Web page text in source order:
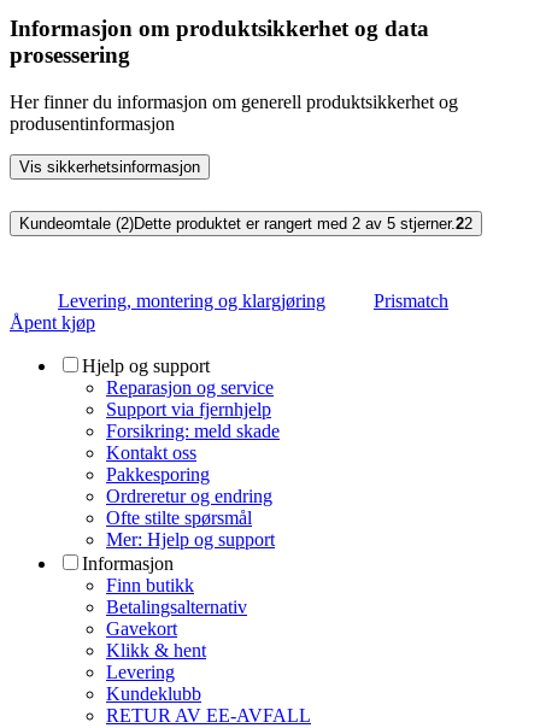
Informasjon om produktsikkerhet og data
prosessering
Her finner du informasjon om generell produktsikkerhet og
produsentinformasjon
Vis sikkerhetsinformasjon
Kundeomtale (2)Dette produktet er rangert med 2 av 5 stjerner.22
Levering, montering og klargjøring
Prismatch
Åpent kjøp
Hjelp og support
Reparasjon og service
Support via fjernhjelp
Forsikring: meld skade
Kontakt oss
Pakkesporing
Ordreretur og endring
Ofte stilte spørsmål
Mer: Hjelp og support
Informasjon
Finn butikk
Betalingsalternativ
Gavekort
Klikk & hent
Levering
Kundeklubb
RETUR AV EE-AVFALL